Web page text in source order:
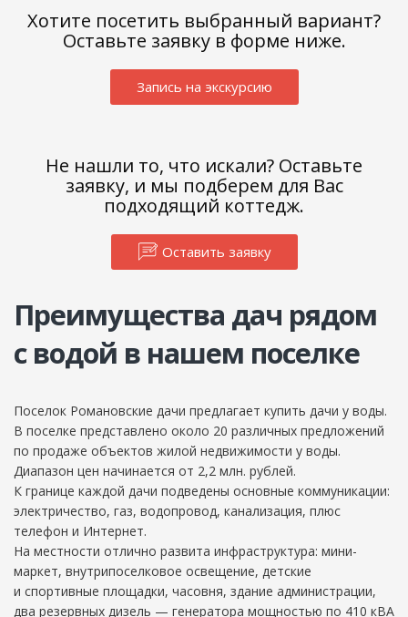
Яковлево,
Россия,
область
(495)
021-
18-
60
office@rdachi.ru
Хотите посетить выбранный вариант?
Оставьте заявку в форме ниже.
Запись на экскурсию
Не нашли то, что искали? Оставьте
заявку, и мы подберем для Вас
подходящий коттедж.
Оставить заявку
Преимущества дач рядом
с водой в нашем поселке
Поселок Романовские дачи предлагает купить дачи у воды.
В поселке представлено около 20 различных предложений
по продаже объектов жилой недвижимости у воды.
Диапазон цен начинается от 2,2 млн. рублей.
К границе каждой дачи подведены основные коммуникации:
электричество, газ, водопровод, канализация, плюс
телефон и Интернет.
На местности отлично развита инфраструктура: мини-
маркет, внутрипоселковое освещение, детские
и спортивные площадки, часовня, здание администрации,
два резервных дизель — генератора мощностью по 410 кВА